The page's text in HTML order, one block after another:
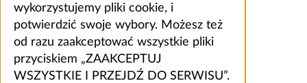
wykorzystujemy pliki cookie, i
potwierdzić swoje wybory. Możesz też
od razu zaakceptować wszystkie pliki
przyciskiem „ZAAKCEPTUJ
WSZYSTKIE I PRZEJDŹ DO SERWISU”.